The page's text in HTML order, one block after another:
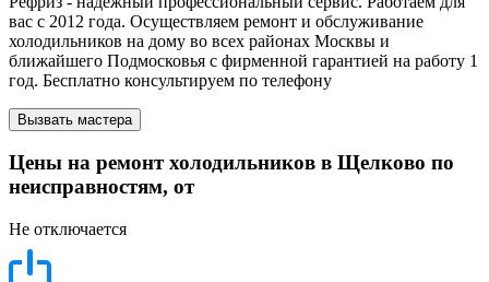
вас с 2012 года. Осуществляем ремонт и обслуживание
холодильников на дому во всех районах Москвы и
ближайшего Подмосковья с фирменной гарантией на работу 1
год. Бесплатно консультируем по телефону
Вызвать мастера
Цены на ремонт холодильников в Щелково по
неисправностям, от
Не отключается